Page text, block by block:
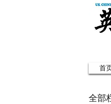
首
全部